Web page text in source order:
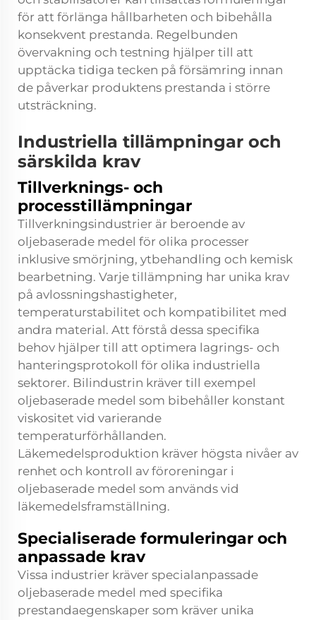
för att förlänga hållbarheten och bibehålla
konsekvent prestanda. Regelbunden
övervakning och testning hjälper till att
upptäcka tidiga tecken på försämring innan
de påverkar produktens prestanda i större
utsträckning.
Industriella tillämpningar och
särskilda krav
Tillverknings- och
processtillämpningar
Tillverkningsindustrier är beroende av
oljebaserade medel för olika processer
inklusive smörjning, ytbehandling och kemisk
bearbetning. Varje tillämpning har unika krav
på avlossningshastigheter,
temperaturstabilitet och kompatibilitet med
andra material. Att förstå dessa specifika
behov hjälper till att optimera lagrings- och
hanteringsprotokoll för olika industriella
sektorer. Bilindustrin kräver till exempel
oljebaserade medel som bibehåller konstant
viskositet vid varierande
temperaturförhållanden.
Läkemedelsproduktion kräver högsta nivåer av
renhet och kontroll av föroreningar i
oljebaserade medel som används vid
läkemedelsframställning.
Specialiserade formuleringar och
anpassade krav
Vissa industrier kräver specialanpassade
oljebaserade medel med specifika
prestandaegenskaper som kräver unika